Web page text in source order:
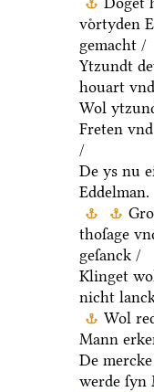
voͤrtyden
gemacht /
Ytzundt
houart
Wol
Freten
/
De ys nu
Eddelman.
thoſage
geſanck /
Klinget
nicht
Wol
Mann
De
werde ſyn